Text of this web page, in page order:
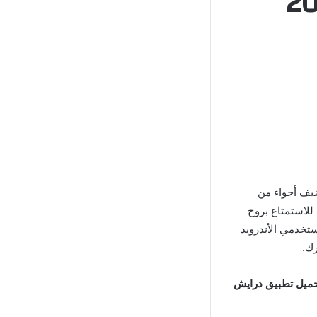
أجواء من
بروح
الأندرويد
تطبيق درايش